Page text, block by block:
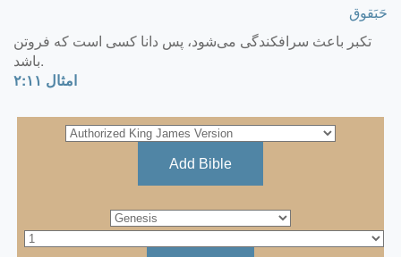
حَبَقوق
تكبر باعث سرافكندگی می‌شود، پس دانا كسی است كه فروتن
باشد.
امثال ۱۱:‏۲
Add Bible